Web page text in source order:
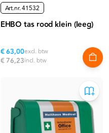
Art.nr.41532
EHBO tas rood klein (leeg)
€ 63,00excl. btw
€ 76,23incl. btw